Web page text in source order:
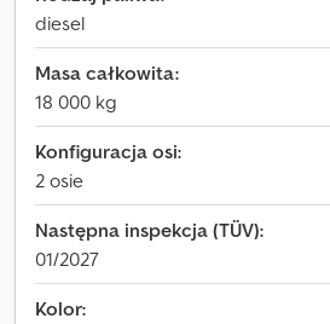
diesel
Masa całkowita:
18 000 kg
Konfiguracja osi:
2 osie
Następna inspekcja (TÜV):
01/2027
Kolor: